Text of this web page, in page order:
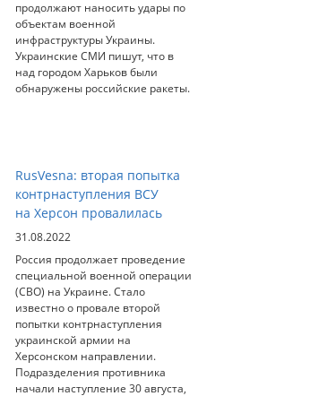
продолжают наносить удары по
объектам военной
инфраструктуры Украины.
Украинские СМИ пишут, что в
над городом Харьков были
обнаружены российские ракеты.
RusVesna: вторая попытка
контрнаступления ВСУ
на Херсон провалилась
31.08.2022
Россия продолжает проведение
специальной военной операции
(СВО) на Украине. Стало
известно о провале второй
попытки контрнаступления
украинской армии на
Херсонском направлении.
Подразделения противника
начали наступление 30 августа,